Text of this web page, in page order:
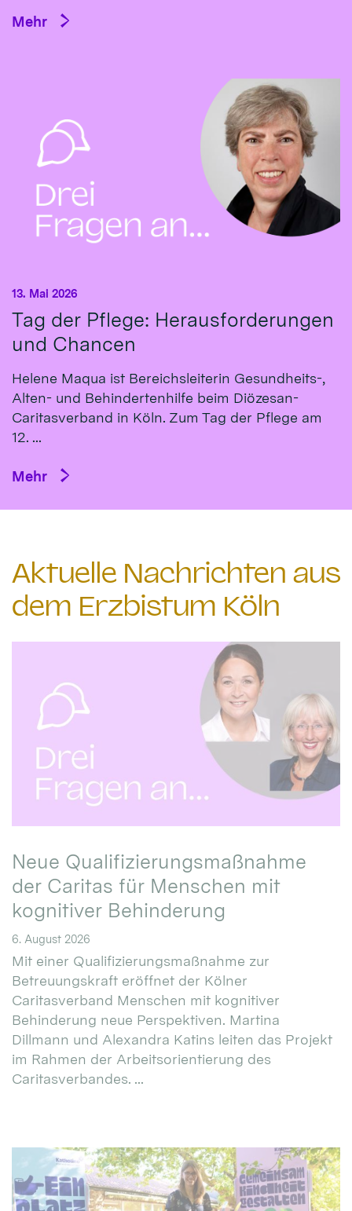
Mehr
Tag der Pflege: Herausforderungen
und Chancen
13. Mai 2026
Helene Maqua ist Bereichsleiterin Gesundheits-,
Alten- und Behindertenhilfe beim Diözesan-
Caritasverband in Köln. Zum Tag der Pflege am
12. ...
Mehr
Aktuelle Nachrichten aus
dem Erzbistum Köln
Neue Qualifizierungsmaßnahme
der Caritas für Menschen mit
kognitiver Behinderung
6. August 2026
Mit einer Qualifizierungsmaßnahme zur
Betreuungskraft eröffnet der Kölner
Caritasverband Menschen mit kognitiver
Behinderung neue Perspektiven. Martina
Dillmann und Alexandra Katins leiten das Projekt
im Rahmen der Arbeitsorientierung des
Caritasverbandes. ...